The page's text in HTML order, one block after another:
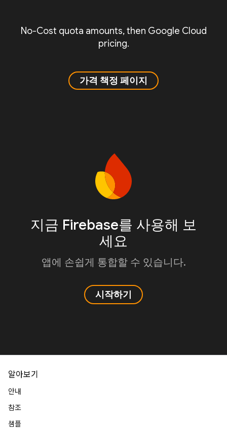
No-Cost quota amounts, then Google Cloud
pricing.
가격 책정 페이지
지금 Firebase를 사용해 보
세요
앱에 손쉽게 통합할 수 있습니다.
시작하기
알아보기
안내
참조
샘플